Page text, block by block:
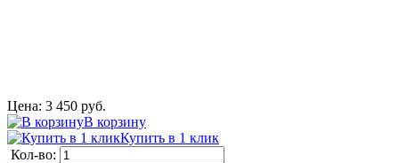
Цена: 3 450 руб.
В корзину
Купить в 1 клик
Кол-во: